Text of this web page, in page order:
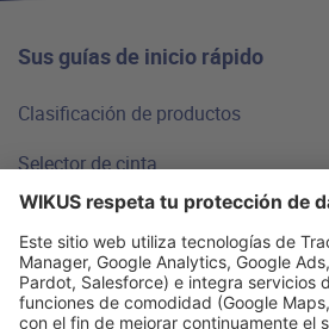
Sus guías de inicio rápido
Clasificación de productos
Selector de cinta
Fundamentos técnicos
Preguntas frecuentes
Ubicaciones